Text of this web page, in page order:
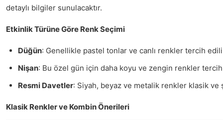
detaylı bilgiler sunulacaktır.
Etkinlik Türüne Göre Renk Seçimi
Düğün: Genellikle pastel tonlar ve canlı renkler tercih
Nişan: Bu özel gün için daha koyu ve zengin renkler
Resmi Davetler: Siyah, beyaz ve metalik renkler klasik
Klasik Renkler ve Kombin Önerileri